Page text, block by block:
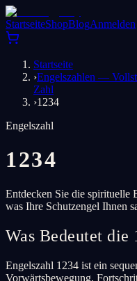
StartseiteShopBlogAnmelden
Startseite
›Engelszahlen —
Zahl
›1234
Engelszahl
1234
Entdecken Sie die spirituelle
was Ihre Schutzengel Ihnen
Was Bedeutet die
Engelszahl 1234 ist ein
Vorwärtsbewegung,